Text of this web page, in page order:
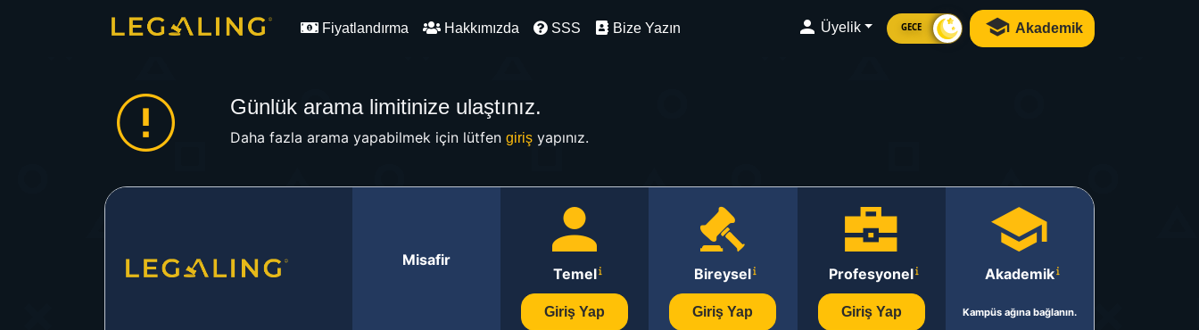
Fiyatlandırma Hakkımızda SSS Bize Yazın Üyelik GECE Akademik
Günlük arama limitinize ulaştınız.
Daha fazla arama yapabilmek için lütfen girişyapınız.
Misafir
Temel
Giriş Yap
Bireysel
Giriş Yap
Profesyonel
Giriş Yap
Akademik
Kampüs ağına bağlanın.